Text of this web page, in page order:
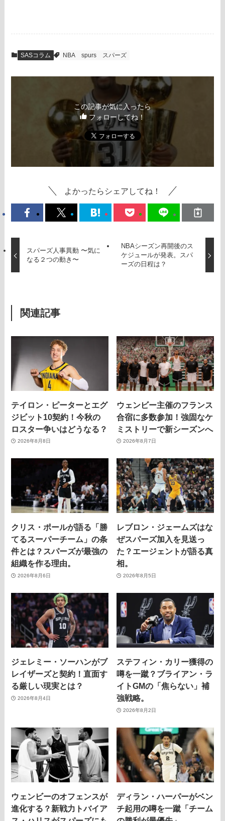
SASコラム NBA spurs スパーズ
この記事が気に入ったら
フォローしてね！
よかったらシェアしてね！
スパーズ人事異動 〜気に
なる２つの動き〜
NBAシーズン再開後のス
ケジュールが発表。スパ
ーズの日程は？
関連記事
テイロン・ピーターとエグ
ジビット10契約！今秋の
ロスター争いはどうなる？
2026年8月8日
ウェンビー主催のフランス
合宿に多数参加！強固なケ
ミストリーで新シーズンへ
2026年8月7日
クリス・ポールが語る「勝
てるスーパーチーム」の条
件とは？スパーズが最強の
組織を作る理由。
2026年8月6日
レブロン・ジェームズはな
ぜスパーズ加入を見送っ
た？エージェントが語る真
相。
2026年8月5日
ジェレミー・ソーハンがブ
レイザーズと契約！直面す
る厳しい現実とは？
2026年8月4日
ステフィン・カリー獲得の
噂を一蹴？ブライアン・ラ
イトGMの「焦らない」補
強戦略。
2026年8月2日
ウェンビーのオフェンスが
進化する？新戦力トバイア
ディラン・ハーパーがベン
チ起用の噂を一蹴「チーム